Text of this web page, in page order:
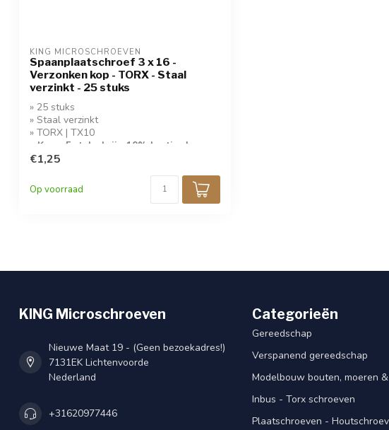
KING MICROSCHROEVEN
Spaanplaatschroef 3 x 16 -
Verzonken kop - TORX - Staal
verzinkt - 25 stuks
» 25 stuks
» Staal verzinkt
» TORX | TX10
» Koop 5 stuks krijg 10% korting!
€1,25
Op voorraad
KING Microschroeven
Nieuwe Maat 19 - (Geen bezoekadres!)
7131EK Lichtenvoorde
Nederland
+31620977446
Categorieën
Gereedschap
Verspanend gereedschap
Modelbouw bouten, moeren
Inbus - Torx schroeven
Plaatschroeven -